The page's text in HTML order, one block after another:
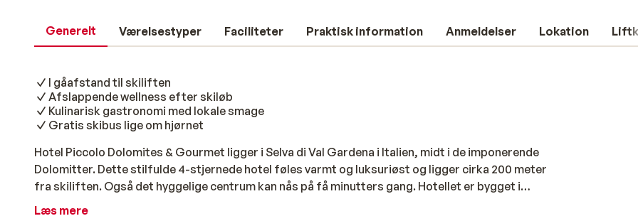
Generelt Værelsestyper Faciliteter Praktisk information Anmeldelser Lokation
I gåafstand til skiliften
Afslappende wellness efter skiløb
Kulinarisk gastronomi med lokale smage
Gratis skibus lige om hjørnet
Hotel Piccolo Dolomites & Gourmet ligger i Selva di Val Gardena i Italien, midt i de imponerende
Dolomitter. Dette stilfulde 4-stjernede hotel føles varmt og luksuriøst og ligger cirka 200 meter
fra skiliften. Også det hyggelige centrum kan nås på få minutters gang. Hotellet er bygget i
alpestil med masser af træ, bløde tekstiler og en rolig atmosfære. Værelserne er komfortable
Læs mere